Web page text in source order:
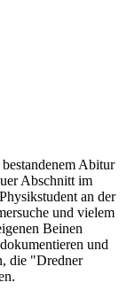
Abitur
Abschnitt im
an der
und vielem
Beinen
und
die "Dredner